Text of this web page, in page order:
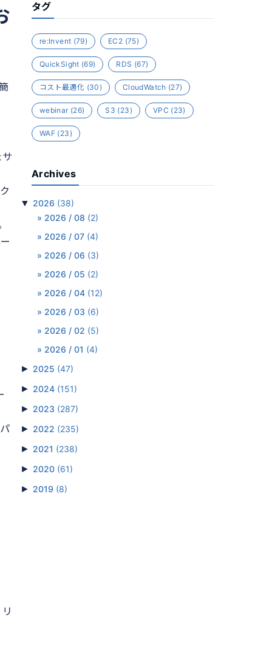
サ
タグ
re:Invent (79) EC2 (75)
QuickSight (69) RDS (67)
コスト最適化 (30) CloudWatch (27)
webinar(26) S3 (23) VPC (23)
WAF (23)
Archives
▼ 2026 (38)
2026 / 08 (2)
2026 / 07 (4)
2026 / 06 (3)
2026 / 05 (2)
2026 / 04 (12)
2026 / 03 (6)
2026 / 02 (5)
2026 / 01 (4)
► 2025 (47)
► 2024 (151)
► 2023 (287)
► 2022 (235)
► 2021 (238)
► 2020 (61)
► 2019 (8)